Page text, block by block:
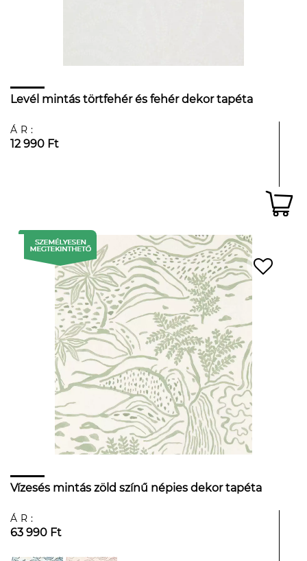
Levél mintás törtfehér és fehér dekor tapéta
ÁR:
12 990 Ft
Vízesés mintás zöld színű népies dekor tapéta
ÁR:
63 990 Ft